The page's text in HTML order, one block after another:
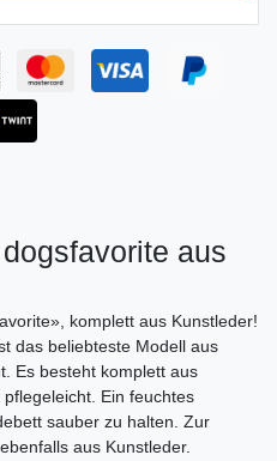
aus
komplett aus Kunstleder!
das beliebteste Modell aus
Es besteht komplett aus
Ein feuchtes
sauber zu halten. Zur
aus Kunstleder.